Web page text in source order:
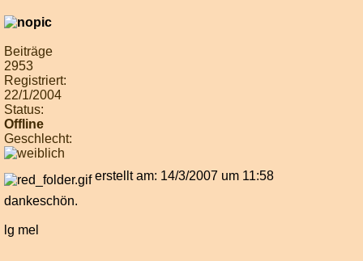
Beiträge
2953
Registriert:
22/1/2004
Status:
Offline
Geschlecht:
erstellt am: 14/3/2007 um 11:58
dankeschön.
lg mel